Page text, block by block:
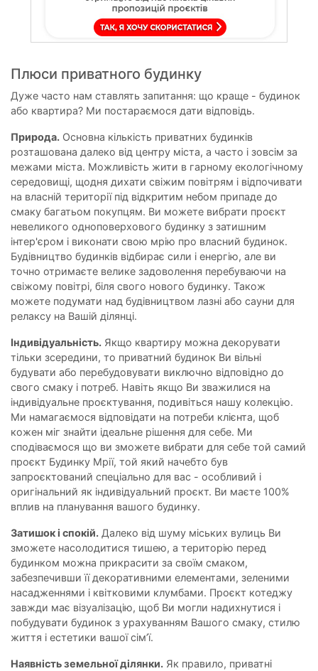
Плюси приватного будинку
Дуже часто нам ставлять запитання: що краще - будинок
або квартира? Ми постараємося дати відповідь.
Природа. Основна кількість приватних будинків
розташована далеко від центру міста, а часто і зовсім за
межами міста. Можливість жити в гарному екологічному
середовищі, щодня дихати свіжим повітрям і відпочивати
на власній території під відкритим небом припаде до
смаку багатьом покупцям. Ви можете вибрати проєкт
невеликого одноповерхового будинку з затишним
інтер'єром і виконати свою мрію про власний будинок.
Будівництво будинків відбирає сили і енергію, але ви
точно отримаєте велике задоволення перебуваючи на
свіжому повітрі, біля свого нового будинку. Також
можете подумати над будівництвом лазні або сауни для
релаксу на Вашій ділянці.
Індивідуальність. Якщо квартиру можна декорувати
тільки зсередини, то приватний будинок Ви вільні
будувати або перебудовувати виключно відповідно до
свого смаку і потреб. Навіть якщо Ви зважилися на
індивідуальне проєктування, подивіться нашу колекцію.
Ми намагаємося відповідати на потреби клієнта, щоб
кожен міг знайти ідеальне рішення для себе. Ми
сподіваємося що ви зможете вибрати для себе той самий
проєкт Будинку Мрії, той який начебто був
запроєктований спеціально для вас - особливий і
оригінальний як індивідуальний проєкт. Ви маєте 100%
вплив на планування вашого будинку.
Затишок і спокій. Далеко від шуму міських вулиць Ви
зможете насолодитися тишею, а територію перед
будинком можна прикрасити за своїм смаком,
забезпечивши її декоративними елементами, зеленими
насадженнями і квітковими клумбами. Проєкт котеджу
завжди має візуалізацію, щоб Ви могли надихнутися і
побудувати будинок з урахуванням Вашого смаку, стилю
життя і естетики вашої сім’ї.
Наявність земельної ділянки. Як правило, приватні